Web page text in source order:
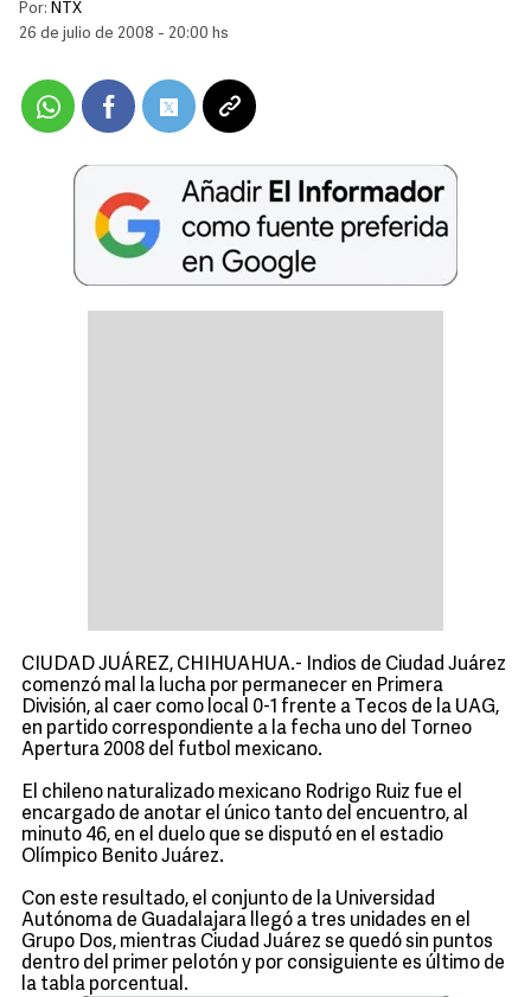
Por: NTX
26 de julio de 2008 - 20:00 hs
CIUDAD JUÁREZ, CHIHUAHUA.- Indios de Ciudad Juárez
comenzó mal la lucha por permanecer en Primera
División, al caer como local 0-1 frente a Tecos de la UAG,
en partido correspondiente a la fecha uno del Torneo
Apertura 2008 del futbol mexicano.
El chileno naturalizado mexicano Rodrigo Ruiz fue el
encargado de anotar el único tanto del encuentro, al
minuto 46, en el duelo que se disputó en el estadio
Olímpico Benito Juárez.
Con este resultado, el conjunto de la Universidad
Autónoma de Guadalajara llegó a tres unidades en el
Grupo Dos, mientras Ciudad Juárez se quedó sin puntos
dentro del primer pelotón y por consiguiente es último de
la tabla porcentual.